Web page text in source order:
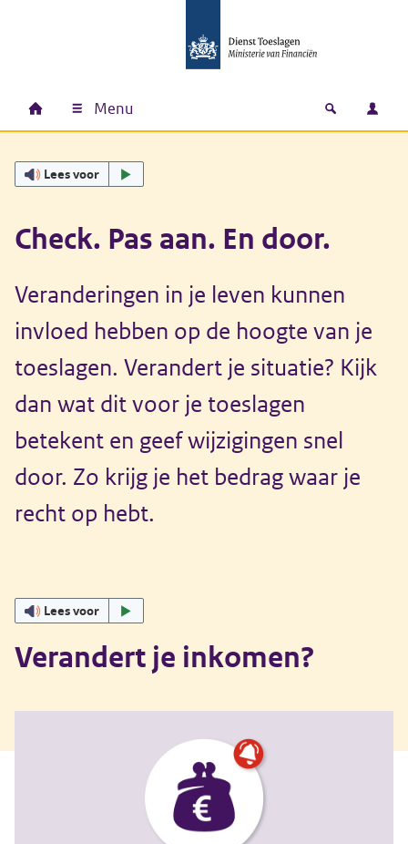
Hoofdnavigatie
Home Menu Open
Lees voor
Check. Pas aan. En door.
Veranderingen in je leven kunnen
invloed hebben op de hoogte van je
toeslagen. Verandert je situatie? Kijk
dan wat dit voor je toeslagen
betekent en geef wijzigingen snel
door. Zo krijg je het bedrag waar je
recht op hebt.
Lees voor
Verandert je inkomen?